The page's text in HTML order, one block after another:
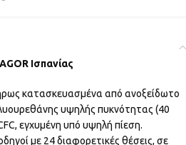
Ισπανίας
κατασκευασμένα από ανοξείδωτο
υψηλής πυκνότητας (40
εγχυμένη υπό υψηλή πίεση.
με 24 διαφορετικές θέσεις, σε